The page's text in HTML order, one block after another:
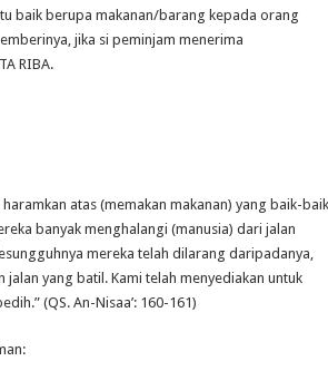
baik berupa makanan/barang kepada orang
jika si peminjam menerima
RIBA.
atas (memakan makanan) yang baik-baik
banyak menghalangi (manusia) dari jalan
mereka telah dilarang daripadanya,
yang batil. Kami telah menyediakan untuk
(QS. An-Nisaa’: 160-161)